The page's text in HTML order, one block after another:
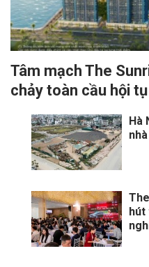
Tâm mạch The
chảy toàn cầu hội
Hà
hút